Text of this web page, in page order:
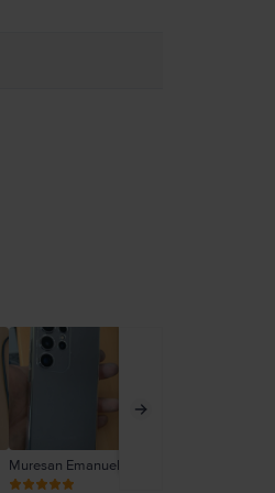
Muresan Emanuel